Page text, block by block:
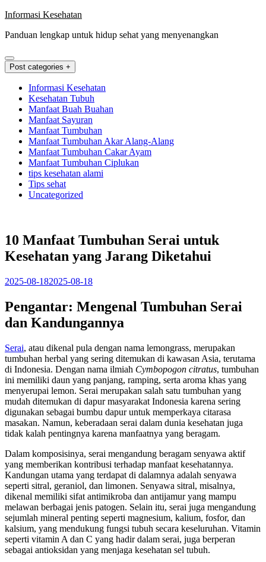
Skip
content
Informasi Kesehatan
Panduan lengkap untuk hidup sehat yang menyenangkan
Post categories +
Informasi Kesehatan
Kesehatan Tubuh
Manfaat Buah Buahan
Manfaat Sayuran
Manfaat Tumbuhan
Manfaat Tumbuhan Akar Alang-Alang
Manfaat Tumbuhan Cakar Ayam
Manfaat Tumbuhan Ciplukan
tips kesehatan alami
Tips sehat
Uncategorized
10 Manfaat Tumbuhan Serai untuk
Kesehatan yang Jarang Diketahui
2025-08-182025-08-18
Pengantar: Mengenal Tumbuhan Serai
dan Kandungannya
Serai, atau dikenal pula dengan nama lemongrass, merupakan
tumbuhan herbal yang sering ditemukan di kawasan Asia, terutama
di Indonesia. Dengan nama ilmiah Cymbopogon citratus, tumbuhan
ini memiliki daun yang panjang, ramping, serta aroma khas yang
menyerupai lemon. Serai merupakan salah satu tumbuhan yang
mudah ditemukan di dapur masyarakat Indonesia karena sering
digunakan sebagai bumbu dapur untuk memperkaya citarasa
masakan. Namun, keberadaan serai dalam dunia kesehatan juga
tidak kalah pentingnya karena manfaatnya yang beragam.
Dalam komposisinya, serai mengandung beragam senyawa aktif
yang memberikan kontribusi terhadap manfaat kesehatannya.
Kandungan utama yang terdapat di dalamnya adalah senyawa
seperti sitral, geraniol, dan limonen. Senyawa sitral, misalnya,
dikenal memiliki sifat antimikroba dan antijamur yang mampu
melawan berbagai jenis patogen. Selain itu, serai juga mengandung
sejumlah mineral penting seperti magnesium, kalium, fosfor, dan
kalsium, yang mendukung fungsi tubuh secara keseluruhan. Vitamin
seperti vitamin A dan C yang hadir dalam serai, juga berperan
sebagai antioksidan yang menjaga kesehatan sel tubuh.